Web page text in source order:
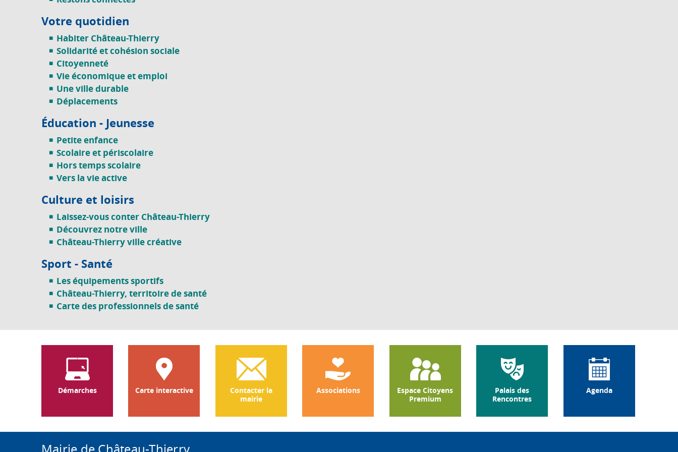
Votre quotidien
Habiter Château-Thierry
Solidarité et cohésion sociale
Citoyenneté
Vie économique et emploi
Une ville durable
Déplacements
Éducation - Jeunesse
Petite enfance
Scolaire et périscolaire
Hors temps scolaire
Vers la vie active
Culture et loisirs
Laissez-vous conter Château-Thierry
Découvrez notre ville
Château-Thierry ville créative
Sport - Santé
Les équipements sportifs
Château-Thierry, territoire de santé
Carte des professionnels de santé
Démarches Carte interactive
Contacter la
mairie
Associations
Espace Citoyens
Premium
Palais des
Rencontres
Agenda
Mairie de Château-Thierry